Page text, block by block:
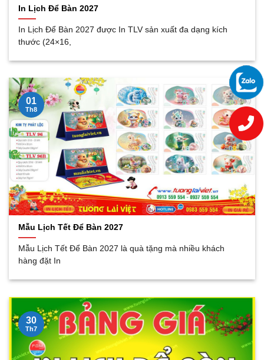
In Lịch Để Bàn 2027
In Lịch Để Bàn 2027 được In TLV sản xuất đa dạng kích
thước (24×16,
Mẫu Lịch Tết Để Bàn 2027
Mẫu Lịch Tết Để Bàn 2027 là quà tặng mà nhiều khách
hàng đặt In
01
Th8
30
Th7